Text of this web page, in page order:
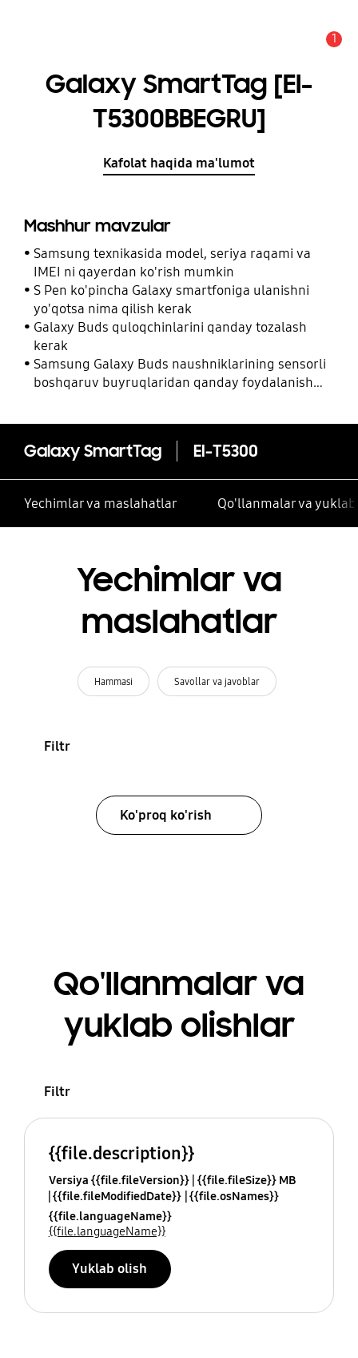
1
Galaxy SmartTag [EI-
T5300BBEGRU]
Kafolat haqida ma'lumot
Mashhur mavzular
Samsung texnikasida model, seriya raqami va
IMEI ni qayerdan ko'rish mumkin
S Pen ko'pincha Galaxy smartfoniga ulanishni
yo'qotsa nima qilish kerak
Galaxy Buds quloqchinlarini qanday tozalash
kerak
Samsung Galaxy Buds naushniklarining sensorli
boshqaruv buyruqlaridan qanday foydalanish
Galaxy SmartTag EI-T5300
Yechimlar va maslahatlar Qo'llanmalar va
Yechimlar va
maslahatlar
Hammasi Savollar va javoblar
Filtr
Ko'proq ko'rish
Qo'llanmalar va
yuklab olishlar
Filtr
{{file.description}}
Versiya {{file.fileVersion}} {{file.fileSize}} MB
{{file.fileModifiedDate}} {{file.osNames}}
{{file.languageName}}
{{file.languageName}}
Yuklab olish